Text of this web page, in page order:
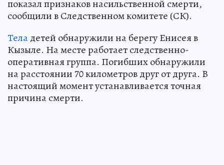
показал признаков насильственной смерти,
сообщили в Следственном комитете (СК).
Теладетей обнаружили на берегу Енисея в
Кызыле. На месте работает следственно-
оперативная группа. Погибших обнаружили
на расстоянии 70 километров друг от друга. В
настоящий момент устанавливается точная
причина смерти.